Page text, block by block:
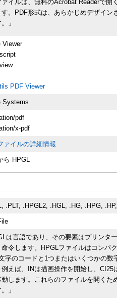
ァイルは、無料のAcrobat Readerで
す。PDF形式は、あらかじめデザイン
」
Viewer
PDF Viewer
Systems
pdf
x-pdf
ァイルの詳細情報
ら HPGL
.PLT, .HPGL2, .HGL, .HG, .HPG,
は言語であり、その要素はプリン
命令します。HPGLファイルはコンパ
字のコードと1つまたはいくつかの
例えば、INは描画操作を開始し、
動します。これらのファイルを開く
」